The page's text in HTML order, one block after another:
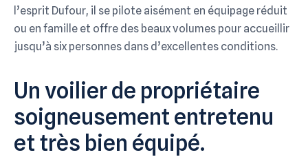
l’esprit Dufour, il se pilote aisément en équipage réduit
ou en famille et offre des beaux volumes pour accueillir
jusqu’à six personnes dans d’excellentes conditions.
Un voilier de propriétaire
soigneusement entretenu
et très bien équipé.